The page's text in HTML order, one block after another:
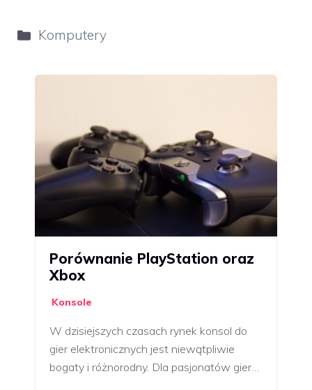
Kategorie
Komputery
Porównanie PlayStation oraz
Xbox
Konsole
W dzisiejszych czasach rynek konsol do
gier elektronicznych jest niewątpliwie
bogaty i różnorodny. Dla pasjonatów gier…